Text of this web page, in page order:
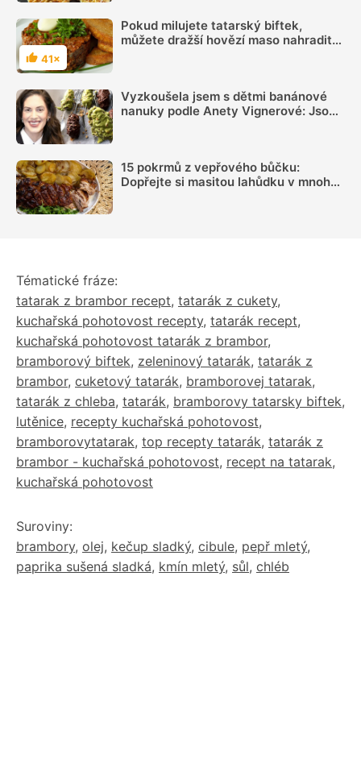
Hodnocení
41×
Pokud milujete tatarský biftek,
můžete dražší hovězí maso nahradit
Vyzkoušela jsem s dětmi banánové
nanuky podle Anety Vignerové: Jsou
15 pokrmů z vepřového bůčku:
Dopřejte si masitou lahůdku v mnoha
Tématické fráze:
tatarak z brambor recept, tatarák z cukety,
kuchařská pohotovost recepty, tatarák recept,
kuchařská pohotovost tatarák z brambor,
bramborový biftek, zeleninový tatarák, tatarák z
brambor, cuketový tatarák, bramborovej tatarak,
tatarák z chleba, tatarák, bramborovy tatarsky biftek,
lutěnice, recepty kuchařská pohotovost,
bramborovytatarak, top recepty tatarák, tatarák z
brambor - kuchařská pohotovost, recept na tatarak,
kuchařská pohotovost
Suroviny:
brambory, olej, kečup sladký, cibule, pepř mletý,
paprika sušená sladká, kmín mletý, sůl, chléb